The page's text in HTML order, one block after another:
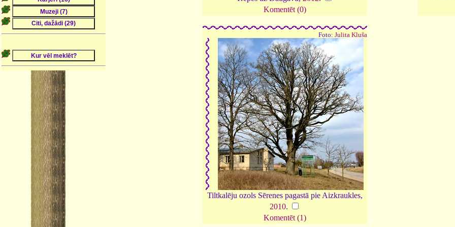
Komentēt (0)
Foto: Julita Kluša
Tiltkalēju ozols Sērenes pagastā pie Aizkraukles,
2010.
Komentēt (1)